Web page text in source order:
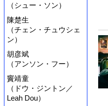
（シュー・ソン）
陳楚生
（チェン・チュウシェ
ン）
胡彦斌
（アンソン・フー）
竇靖童
（ドウ・ジントン／
Leah Dou）